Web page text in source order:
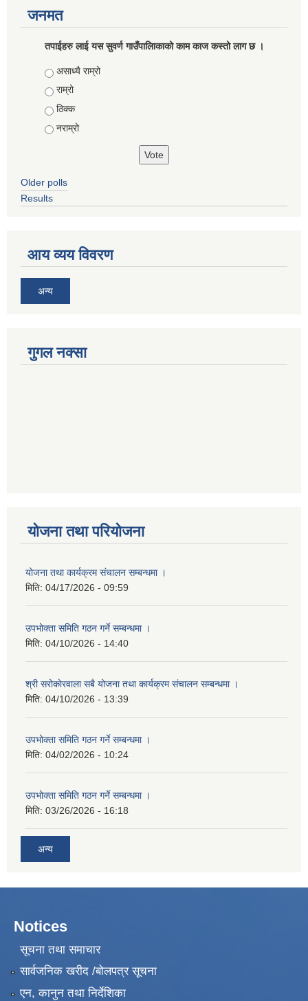
जनमत
तपाईहरु लाई यस सुवर्ण गाउँपालिाकाको काम काज कस्तो लाग छ ।
Choices
असाध्यै राम्रो
राम्रो
ठिक्क
नराम्रो
Older polls
Results
आय व्यय विवरण
अन्य
गुगल नक्सा
योजना तथा परियोजना
योजना तथा कार्यक्रम संचालन सम्बन्धमा ।
मिति: 04/17/2026 - 09:59
उपभोक्ता समिति गठन गर्ने सम्बन्धमा ।
मिति: 04/10/2026 - 14:40
श्री सरोकाेरवाला सबै योजना तथा कार्यक्रम संचालन सम्बन्धमा ।
मिति: 04/10/2026 - 13:39
उपभोक्ता समिति गठन गर्ने सम्बन्धमा ।
मिति: 04/02/2026 - 10:24
उपभोक्ता समिति गठन गर्ने सम्बन्धमा ।
मिति: 03/26/2026 - 16:18
अन्य
Notices
सूचना तथा समाचार
सार्वजनिक खरीद /बोलपत्र सूचना
एन, कानुन तथा निर्देशिका